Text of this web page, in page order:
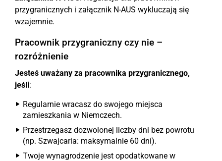
przygranicznych i załącznik N-AUS wykluczają się
wzajemnie.
Pracownik przygraniczny czy nie –
rozróżnienie
Jesteś uważany za pracownika przygranicznego,
jeśli:
Regularnie wracasz do swojego miejsca
zamieszkania w Niemczech.
Przestrzegasz dozwolonej liczby dni bez powrotu
(np. Szwajcaria: maksymalnie 60 dni).
Twoje wynagrodzenie jest opodatkowane w